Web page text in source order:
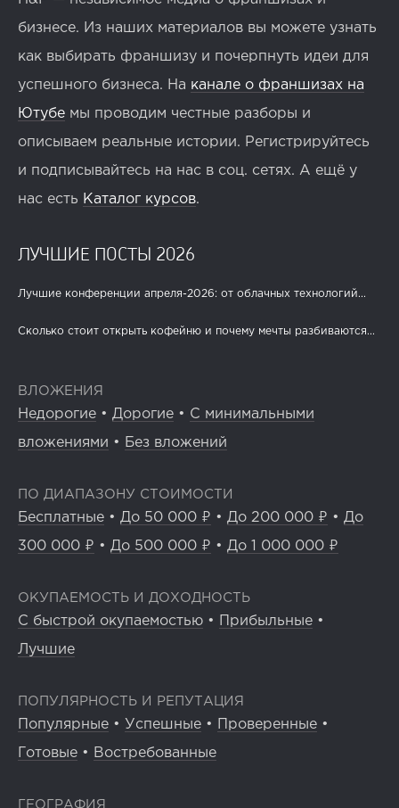
бизнесе. Из наших материалов вы можете узнать
как выбирать франшизу и почерпнуть идеи для
успешного бизнеса. На канале о франшизах на
Ютубе мы проводим честные разборы и
описываем реальные истории. Регистрируйтесь
и подписывайтесь на нас в соц. сетях. А ещё у
нас есть Каталог курсов.
ЛУЧШИЕ ПОСТЫ 2026
Лучшие конференции апреля-2026: от облачных технологий...
Сколько стоит открыть кофейню и почему мечты разбиваются...
ВЛОЖЕНИЯ
Недорогие • Дорогие • С минимальными
вложениями • Без вложений
ПО ДИАПАЗОНУ СТОИМОСТИ
Бесплатные • До 50 000 ₽ • До 200 000 ₽ • До
300 000 ₽ • До 500 000 ₽ • До 1 000 000 ₽
ОКУПАЕМОСТЬ И ДОХОДНОСТЬ
С быстрой окупаемостью • Прибыльные •
Лучшие
ПОПУЛЯРНОСТЬ И РЕПУТАЦИЯ
Популярные • Успешные • Проверенные •
Готовые • Востребованные
ГЕОГРАФИЯ